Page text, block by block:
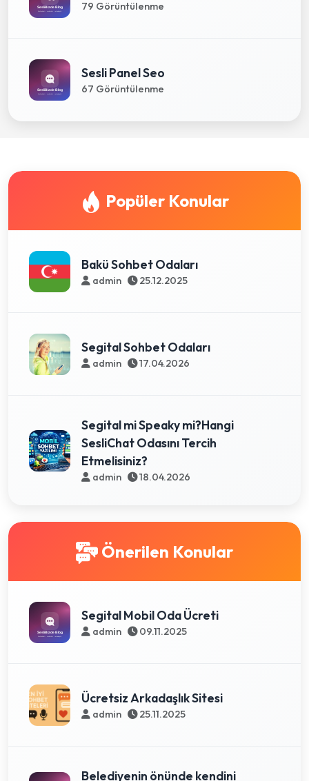
79 Görüntülenme
Sesli Panel Seo
67 Görüntülenme
Popüler Konular
Bakü Sohbet Odaları
admin 25.12.2025
Segital Sohbet Odaları
admin 17.04.2026
Segital mi Speaky mi?Hangi
SesliChat Odasını Tercih
Etmelisiniz?
admin 18.04.2026
Önerilen Konular
Segital Mobil Oda Ücreti
admin 09.11.2025
Ücretsiz Arkadaşlık Sitesi
admin 25.11.2025
Belediyenin önünde kendini